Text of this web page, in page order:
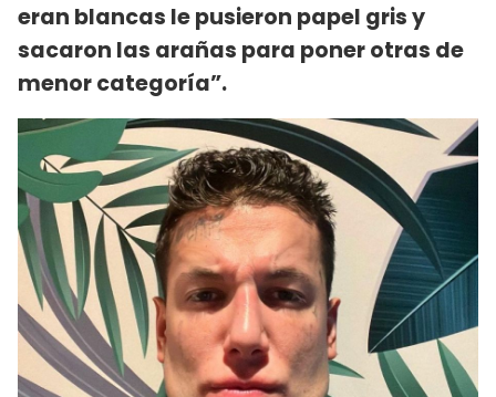
eran blancas le pusieron papel gris y
sacaron las arañas para poner otras de
menor categoría”.